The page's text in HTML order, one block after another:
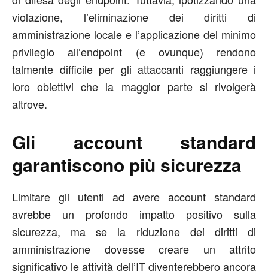
violazione, l’eliminazione dei diritti di
amministrazione locale e l’applicazione del minimo
privilegio all’endpoint (e ovunque) rendono
talmente difficile per gli attaccanti raggiungere i
loro obiettivi che la maggior parte si rivolgerà
altrove.
Gli account standard
garantiscono più sicurezza
Limitare gli utenti ad avere account standard
avrebbe un profondo impatto positivo sulla
sicurezza, ma se la riduzione dei diritti di
amministrazione dovesse creare un attrito
significativo le attività dell’IT diventerebbero ancora